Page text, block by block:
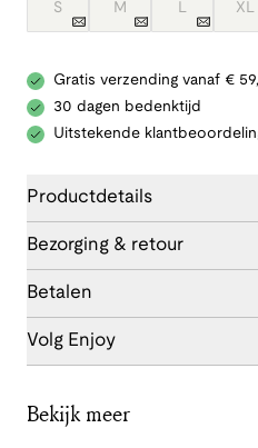
S M L XL
Gratis verzending vanaf €
30 dagen bedenktijd
Uitstekende
Productdetails
Bezorging & retour
Betalen
Volg Enjoy
Bekijk meer